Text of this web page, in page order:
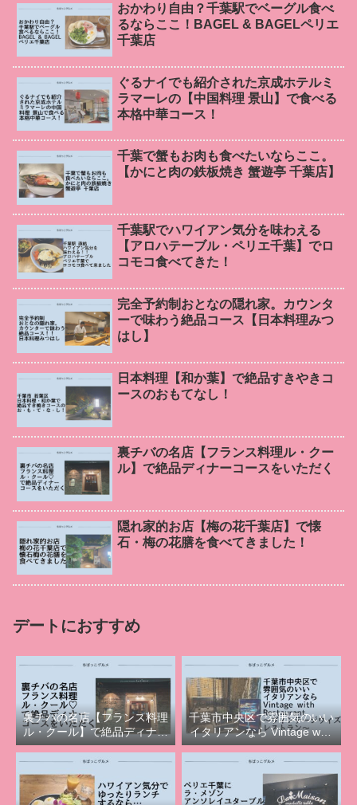
おかわり自由？千葉駅でベーグル食べ
るならここ！BAGEL & BAGELペリエ
千葉店
ぐるナイでも紹介された京成ホテルミ
ラマーレの【中国料理 景山】で食べる
本格中華コース！
千葉で蟹もお肉も食べたいならここ。
【かにと肉の鉄板焼き 蟹遊亭 千葉店】
千葉駅でハワイアン気分を味わえる
【アロハテーブル・ペリエ千葉】でロ
コモコ食べてきた！
完全予約制おとなの隠れ家。カウンタ
ーで味わう絶品コース【日本料理みつ
はし】
日本料理【和か葉】で絶品すきやきコ
ースのおもてなし！
裏チバの名店【フランス料理ル・クー
ル】で絶品ディナーコースをいただく
隠れ家的お店【梅の花千葉店】で懐
石・梅の花膳を食べてきました！
デートにおすすめ
裏チバの名店【フランス料理
ル・クール】で絶品ディナー
コースをいただく
千葉市中央区で雰囲気のいい
イタリアンなら Vintage with
Restaurant（ヴィンテージウ
ィズレストラン）！